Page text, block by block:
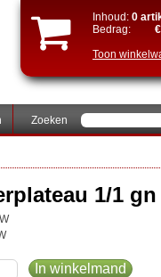
Inhoud: 0
Bedrag:
Toon
Zoeken
1/1 gn
In winkelmand